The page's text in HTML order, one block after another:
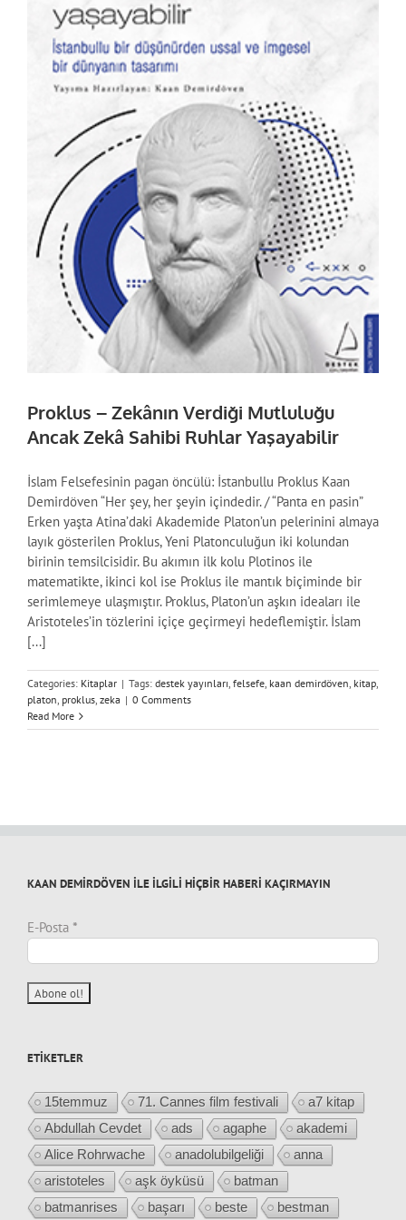
Proklus – Zekânın Verdiği Mutluluğu
Ancak Zekâ Sahibi Ruhlar Yaşayabilir
İslam Felsefesinin pagan öncülü: İstanbullu Proklus Kaan
Demirdöven “Her şey, her şeyin içindedir. / “Panta en pasin”
Erken yaşta Atina’daki Akademide Platon’un pelerinini almaya
layık gösterilen Proklus, Yeni Platonculuğun iki kolundan
birinin temsilcisidir. Bu akımın ilk kolu Plotinos ile
matematikte, ikinci kol ise Proklus ile mantık biçiminde bir
serimlemeye ulaşmıştır. Proklus, Platon’un aşkın ideaları ile
Aristoteles’in tözlerini içiçe geçirmeyi hedeflemiştir. İslam
[...]
Categories: Kitaplar | Tags: destek yayınları, felsefe, kaan demirdöven, kitap,
platon, proklus, zeka | 0 Comments
Read More
KAAN DEMİRDÖVEN İLE İLGİLİ HİÇBİR HABERİ KAÇIRMAYIN
E-Posta *
ETIKETLER
15temmuz 71. Cannes film festivali
a7 kitap
Abdullah Cevdet
ads agaphe
akademi
Alice Rohrwache
anadolubilgeliği
anna
aristoteles
aşk öyküsü
batman
batmanrises
başarı beste bestman